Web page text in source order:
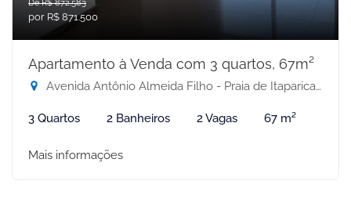
De R$ 872.583
por R$ 871.500
Apartamento à Venda com 3 quartos, 67m²
Avenida Antônio Almeida Filho - Praia de Itaparica, Vila Velha-ES
3 Quartos 2 Banheiros 2 Vagas 67 m²
Mais informações